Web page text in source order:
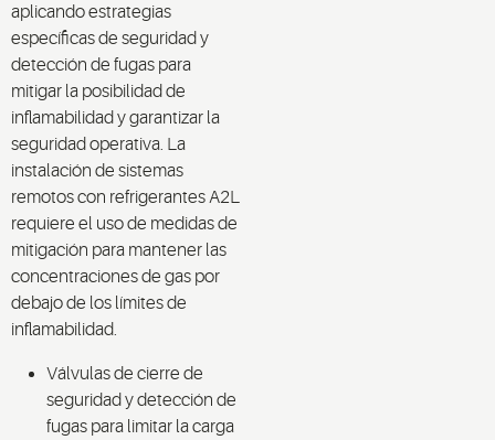
aplicando estrategias
específicas de seguridad y
detección de fugas para
mitigar la posibilidad de
inflamabilidad y garantizar la
seguridad operativa. La
instalación de sistemas
remotos con refrigerantes A2L
requiere el uso de medidas de
mitigación para mantener las
concentraciones de gas por
debajo de los límites de
inflamabilidad.
Válvulas de cierre de
seguridad y detección de
fugas para limitar la carga